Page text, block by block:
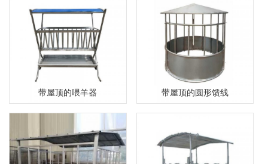
带屋顶的喂羊器 带屋顶的圆形馈线